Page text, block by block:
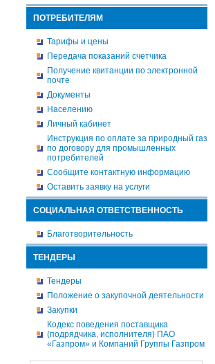
ПОТРЕБИТЕЛЯМ
Тарифы и цены
Передача показаний счетчика
Получение квитанции по электронной
почте
Документы
Населению
Личный кабинет
Инструкция по оплате за природный газ
по договору для промышленных
потребителей
Сообщите контактную информацию
Оставить заявку на услуги
СОЦИАЛЬНАЯ ОТВЕТСТВЕННОСТЬ
Благотворительность
ТЕНДЕРЫ
Тендеры
Положение о закупочной деятельности
Закупки
Кодекс поведения поставщика
(подрядчика, исполнителя) ПАО
«Газпром» и Компаний Группы Газпром